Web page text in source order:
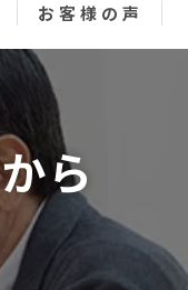
お客様の声
ら